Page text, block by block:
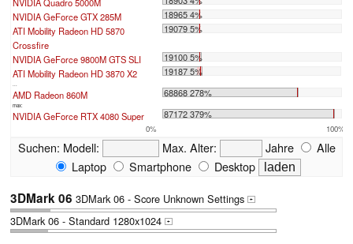
NVIDIA GeForce GTX 285M
18965 4%
ATI Mobility Radeon HD 5870
Crossfire
19079 5%
NVIDIA GeForce 9800M GTS SLI
19100 5%
ATI Mobility Radeon HD 3870 X2
19187 5%
AMD Radeon 860M 68868 278%
max:
NVIDIA GeForce RTX 4080 Super 87172 379%
0% 100%
Suchen: Modell: Max. Alter: Jahre
Alle
Laptop
Smartphone Desktop
3DMark 06 3DMark 06 - Score Unknown Settings +
3DMark 06 - Standard 1280x1024 +